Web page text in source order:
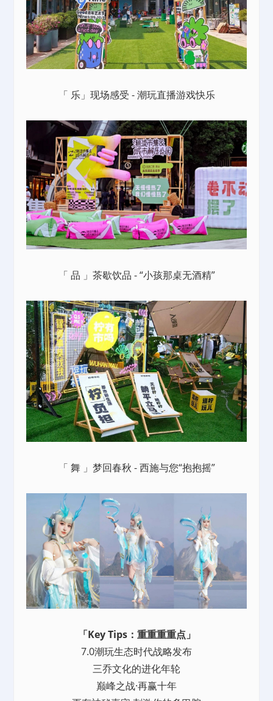
「 乐」现场感受 - 潮玩直播游戏快乐
「 品 」茶歇饮品 - “小孩那桌无酒精”
「 舞 」梦回春秋 - 西施与您“抱抱摇”
「Key Tips：重重重重点」
7.0潮玩生态时代战略发布
三乔文化的进化年轮
巅峰之战·再赢十年